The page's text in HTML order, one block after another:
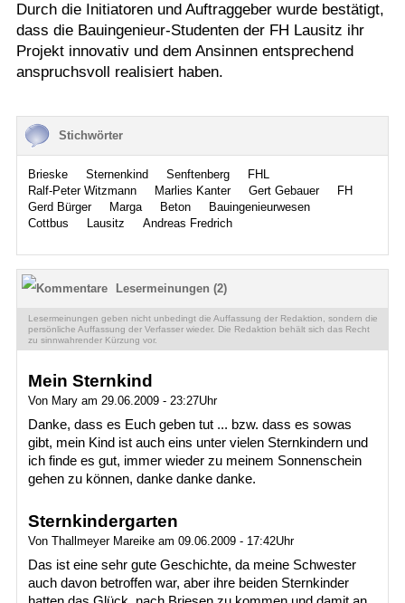
Durch die Initiatoren und Auftraggeber wurde bestätigt,
dass die Bauingenieur-Studenten der FH Lausitz ihr
Projekt innovativ und dem Ansinnen entsprechend
anspruchsvoll realisiert haben.
Stichwörter
Brieske Sternenkind Senftenberg
FHL
Ralf-Peter Witzmann
Marlies Kanter Gert Gebauer
FH
Gerd Bürger
Marga Beton
Bauingenieurwesen
Cottbus
Lausitz Andreas Fredrich
Lesermeinungen (2)
Lesermeinungen geben nicht unbedingt die Auffassung der Redaktion, sondern die
persönliche Auffassung der Verfasser wieder. Die Redaktion behält sich das Recht
zu sinnwahrender Kürzung vor.
Mein Sternkind
Von Mary am 29.06.2009 - 23:27Uhr
Danke, dass es Euch geben tut ... bzw. dass es sowas
gibt, mein Kind ist auch eins unter vielen Sternkindern und
ich finde es gut, immer wieder zu meinem Sonnenschein
gehen zu können, danke danke danke.
Sternkindergarten
Von Thallmeyer Mareike am 09.06.2009 - 17:42Uhr
Das ist eine sehr gute Geschichte, da meine Schwester
auch davon betroffen war, aber ihre beiden Sternkinder